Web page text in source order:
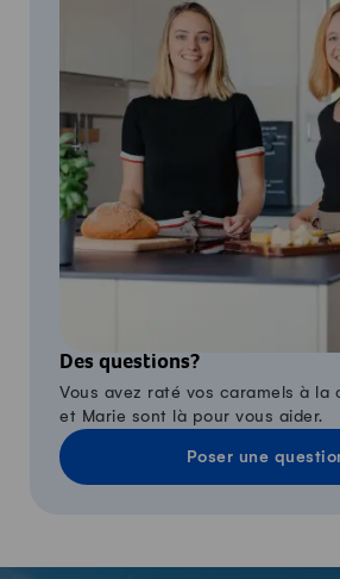
Des questions?
Vous avez raté vos caramels à la
et Marie sont là pour vous aider.
Poser une